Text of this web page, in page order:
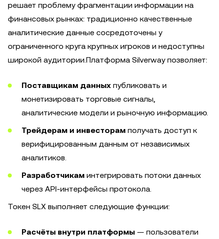
решает проблему фрагментации информации на
финансовых рынках: традиционно качественные
аналитические данные сосредоточены у
ограниченного круга крупных игроков и недоступны
широкой аудитории.Платформа Silverway позволяет:
Поставщикам данных публиковать и
монетизировать торговые сигналы,
аналитические модели и рыночную информацию.
Трейдерам и инвесторам получать доступ к
верифицированным данным от независимых
аналитиков.
Разработчикам интегрировать потоки данных
через API-интерфейсы протокола.
Токен SLX выполняет следующие функции:
Расчёты внутри платформы — пользователи